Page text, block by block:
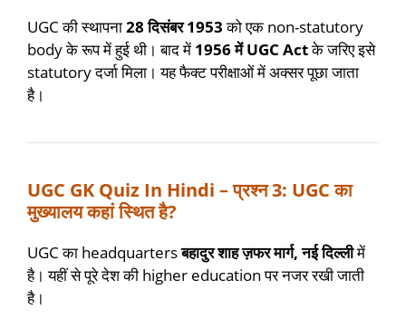
UGC की स्थापना28 दिसंबर 1953को एक non-statutory
body के रूप में हुई थी। बाद में 1956 में UGC Actके जरिए इसे
statutory दर्जा मिला। यह फैक्ट परीक्षाओं में अक्सर पूछा जाता
है।
UGC GK Quiz In Hindi – प्रश्न 3: UGC का
मुख्यालय कहां स्थित है?
UGC का headquartersबहादुर शाह ज़फर मार्ग, नई दिल्लीमें
है। यहीं से पूरे देश की higher education पर नजर रखी जाती
है।